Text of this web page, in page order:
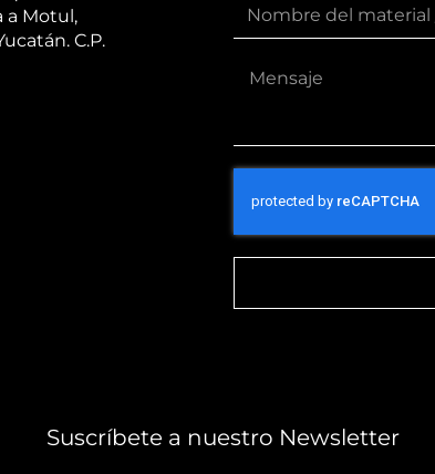
a Motul,
C.P.
Suscríbete a nuestro Newsletter